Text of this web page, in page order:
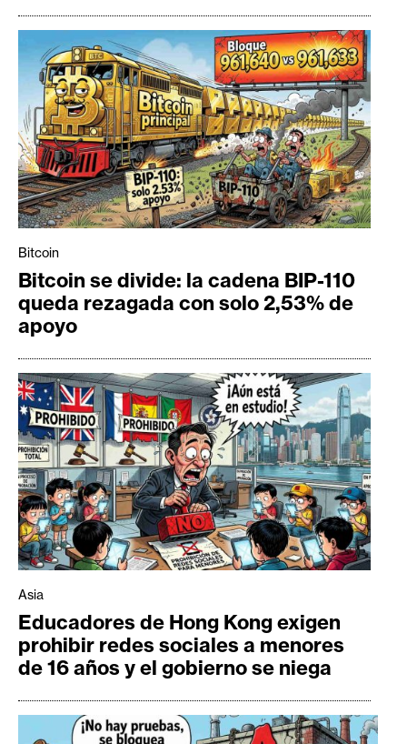
Bitcoin
Bitcoin se divide: la cadena BIP-110
queda rezagada con solo 2,53% de
apoyo
Asia
Educadores de Hong Kong exigen
prohibir redes sociales a menores
de 16 años y el gobierno se niega